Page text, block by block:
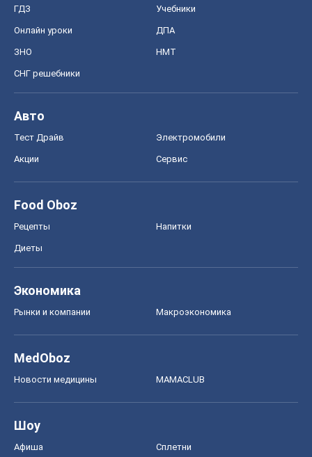
ГДЗ Учебники
Онлайн уроки ДПА
ЗНО НМТ
СНГ решебники
Авто
Тест Драйв Электромобили
Акции Сервис
Food Oboz
Рецепты Напитки
Диеты
Экономика
Рынки и компании Mакроэкономика
MedOboz
Новости медицины MAMACLUB
Шоу
Афиша Сплетни